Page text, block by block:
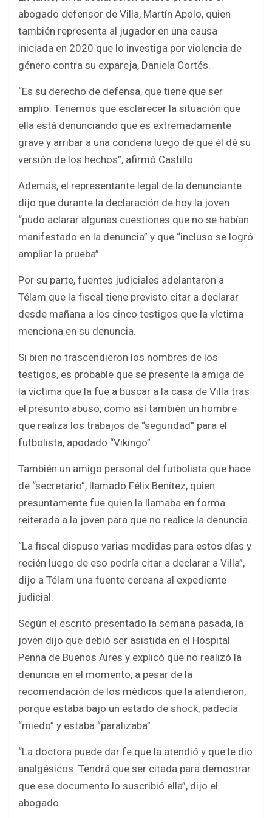
abogado defensor de Villa, Martín Apolo, quien
también representa al jugador en una causa
iniciada en 2020 que lo investiga por violencia de
género contra su expareja, Daniela Cortés.
“Es su derecho de defensa, que tiene que ser
amplio. Tenemos que esclarecer la situación que
ella está denunciando que es extremadamente
grave y arribar a una condena luego de que él dé su
versión de los hechos”, afirmó Castillo.
Además, el representante legal de la denunciante
dijo que durante la declaración de hoy la joven
“pudo aclarar algunas cuestiones que no se habían
manifestado en la denuncia” y que “incluso se logró
ampliar la prueba”.
Por su parte, fuentes judiciales adelantaron a
Télam que la fiscal tiene previsto citar a declarar
desde mañana a los cinco testigos que la víctima
menciona en su denuncia.
Si bien no trascendieron los nombres de los
testigos, es probable que se presente la amiga de
la víctima que la fue a buscar a la casa de Villa tras
el presunto abuso, como así también un hombre
que realiza los trabajos de “seguridad” para el
futbolista, apodado “Vikingo”.
También un amigo personal del futbolista que hace
de “secretario”, llamado Félix Benítez, quien
presuntamente fue quien la llamaba en forma
reiterada a la joven para que no realice la denuncia.
“La fiscal dispuso varias medidas para estos días y
recién luego de eso podría citar a declarar a Villa”,
dijo a Télam una fuente cercana al expediente
judicial.
Según el escrito presentado la semana pasada, la
joven dijo que debió ser asistida en el Hospital
Penna de Buenos Aires y explicó que no realizó la
denuncia en el momento, a pesar de la
recomendación de los médicos que la atendieron,
porque estaba bajo un estado de shock, padecía
“miedo” y estaba “paralizaba”.
“La doctora puede dar fe que la atendió y que le dio
analgésicos. Tendrá que ser citada para demostrar
que ese documento lo suscribió ella”, dijo el
abogado.